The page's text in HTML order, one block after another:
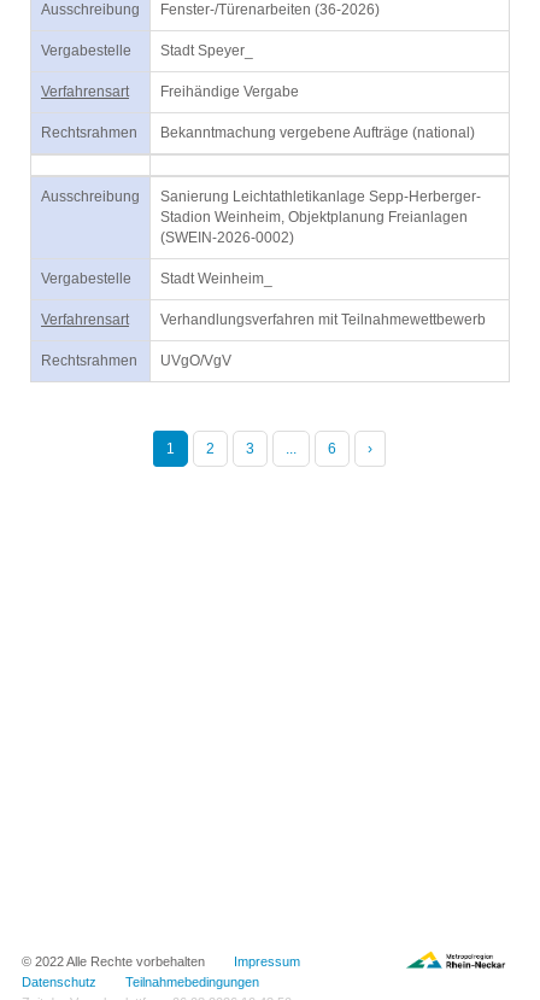
Ausschreibung Fenster-/Türenarbeiten (36-2026)
Vergabestelle Stadt Speyer_
Verfahrensart Freihändige Vergabe
Rechtsrahmen Bekanntmachung vergebene Aufträge (national)
Ausschreibung
Sanierung Leichtathletikanlage Sepp-Herberger-
Stadion Weinheim, Objektplanung Freianlagen
(SWEIN-2026-0002)
Vergabestelle Stadt Weinheim_
Verfahrensart Verhandlungsverfahren mit Teilnahmewettbewerb
Rechtsrahmen UVgO/VgV
1 2 3 ... 6 ›
© 2022 Alle Rechte vorbehalten Impressum
Datenschutz
Teilnahmebedingungen